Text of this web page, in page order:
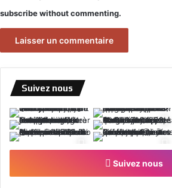
subscribewithout commenting.
Suivez nous
Suivez nous